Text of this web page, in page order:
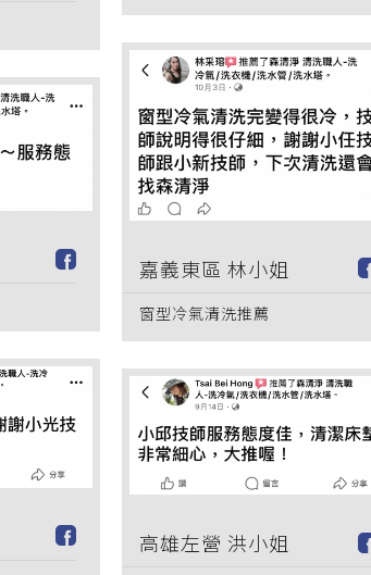
嘉義東區 林小姐
窗型冷氣清洗推薦
高雄左營 洪小姐